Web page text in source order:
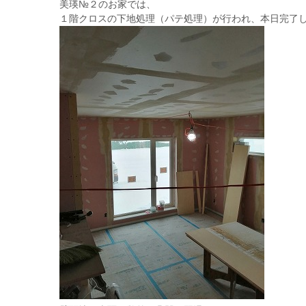
美瑛№２のお家では、
１階クロスの下地処理（パテ処理）が行われ、本日完了